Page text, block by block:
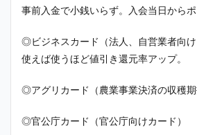
事前入金で小銭いらず。入会当日からポ
◎ビジネスカード（法人、自営業者向け
使えば使うほど値引き還元率アップ。
◎アグリカード（農業事業決済の収穫期
◎官公庁カード（官公庁向けカード）